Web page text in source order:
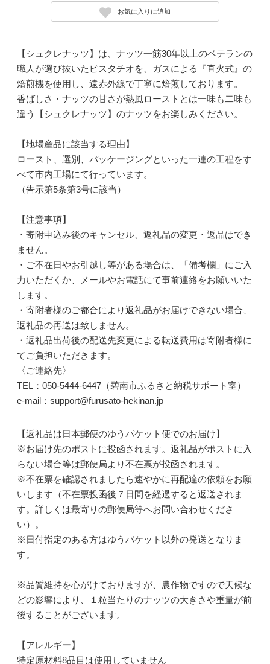
お気に入りに追加
【シュクレナッツ】は、ナッツ一筋30年以上のベテランの
職人が選び抜いたピスタチオを、ガスによる『直火式』の
焙煎機を使用し、遠赤外線で丁寧に焙煎しております。
香ばしさ・ナッツの甘さが熱風ローストとは一味も二味も
違う【シュクレナッツ】のナッツをお楽しみください。
【地場産品に該当する理由】
ロースト、選別、パッケージングといった一連の工程をす
べて市内工場にて行っています。
（告示第5条第3号に該当）
【注意事項】
・寄附申込み後のキャンセル、返礼品の変更・返品はでき
ません。
・ご不在日やお引越し等がある場合は、「備考欄」にご入
力いただくか、メールやお電話にて事前連絡をお願いいた
します。
・寄附者様のご都合により返礼品がお届けできない場合、
返礼品の再送は致しません。
・返礼品出荷後の配送先変更による転送費用は寄附者様に
てご負担いただきます。
〈ご連絡先〉
TEL：050-5444-6447（碧南市ふるさと納税サポート室）
e-mail：support@furusato-hekinan.jp
【返礼品は日本郵便のゆうパケット便でのお届け】
※お届け先のポストに投函されます。返礼品がポストに入
らない場合等は郵便局より不在票が投函されます。
※不在票を確認されましたら速やかに再配達の依頼をお願
いします（不在票投函後７日間を経過すると返送されま
す。詳しくは最寄りの郵便局等へお問い合わせくださ
い）。
※日付指定のある方はゆうパケット以外の発送となりま
す。
※品質維持を心がけておりますが、農作物ですので天候な
どの影響により、１粒当たりのナッツの大きさや重量が前
後することがございます。
【アレルギー】
特定原材料8品目は使用していません